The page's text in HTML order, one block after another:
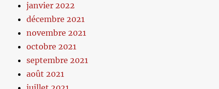
janvier 2022
décembre 2021
novembre 2021
octobre 2021
septembre 2021
août 2021